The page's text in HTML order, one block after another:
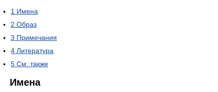
1 Имена
2 Образ
3 Примечания
4 Литература
5 См. также
Имена